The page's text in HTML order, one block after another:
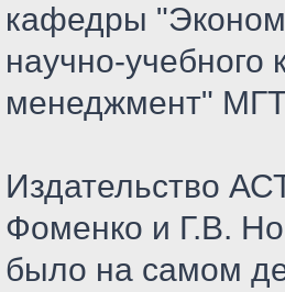
кафедры
научно-
менеджмент"
Издательство
Фоменко и Г.В.
было на самом